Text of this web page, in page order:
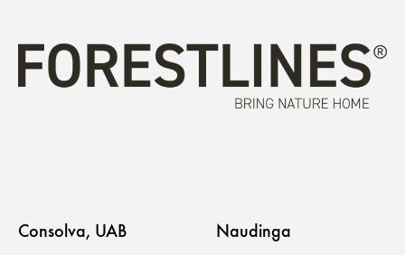
Consolva, UAB Naudinga